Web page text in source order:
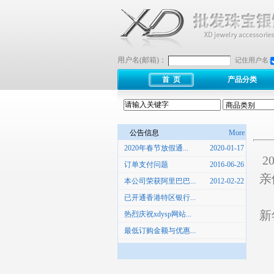
用户名(邮箱)： 记住用户名:
首 页 产品分类
More
公告信息
2020-01-17
2020年春节放假通...
2016-06-26
订单支付问题
2012-02-22
本公司荣获阿里巴巴...
已开通香港特区银行...
热烈庆祝xdysp网站...
最低订购金额与优惠...